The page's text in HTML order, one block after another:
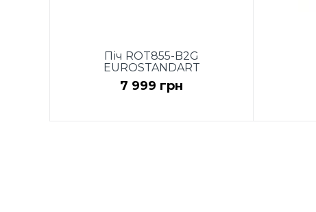
Піч ROT855-B2G
EUROSTANDART
7 999 грн